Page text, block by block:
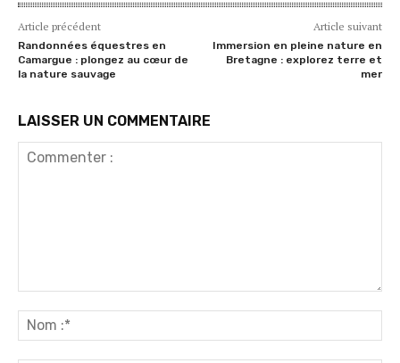
Article précédent
Randonnées équestres en
Camargue : plongez au cœur de
la nature sauvage
Article suivant
Immersion en pleine nature en
Bretagne : explorez terre et
mer
LAISSER UN COMMENTAIRE
:*